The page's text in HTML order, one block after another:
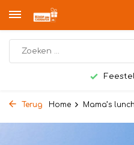
Terug Home Mama’s